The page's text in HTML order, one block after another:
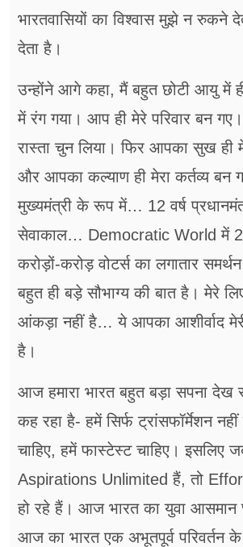
भारतवासियों का विश्वास मुझे न
देता है।
उन्होंने आगे कहा, मैं बहुत छोटी आयु में
में रंग गया। आप ही मेरे परिवार बन
रास्ता चुन लिया। फिर आपका सुख ही
और आपका कल्याण ही मेरा कर्तव्य बन
मुख्यमंत्री के रूप में… 12 वर्ष
सेवाकाल… Democratic World में
करोड़ों-करोड़ वोटर्स का लगातार
बहुत ही बड़े सौभाग्य की बात है। मेरे
आंकड़ा नहीं है… ये आपका आशीर्वाद
है।
आज हमारा भारत बहुत बड़ा सपना
कह रहा है- हमें सिर्फ ट्रांसफॉर्मेशन
चाहिए, हमें फास्टेस्ट चाहिए। इसलिए
Aspirations Unlimited हैं, तो
हो रहे हैं। आज भारत का युवा आसमान
आज का भारत एक अभूतपूर्व परिवर्तन